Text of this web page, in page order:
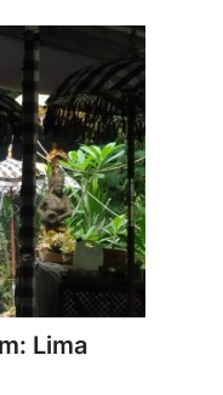
Lima